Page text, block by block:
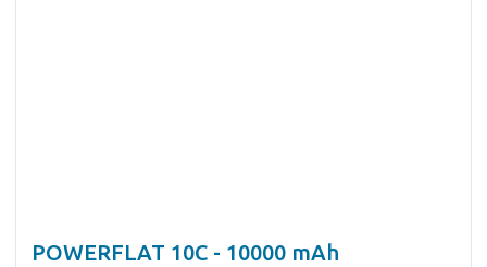
POWERFLAT 10C - 10000 mAh